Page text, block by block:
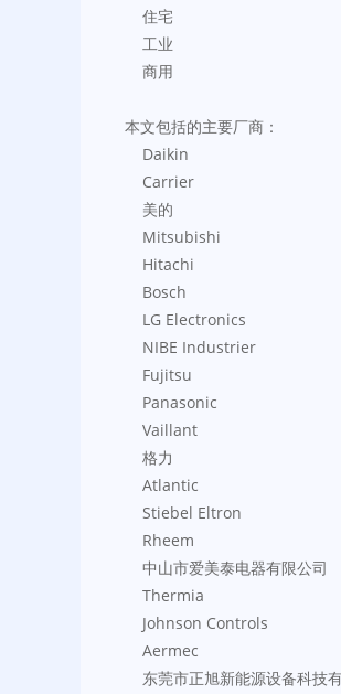
    住宅
    工业
    商用
本文包括的主要厂商：
    Daikin
    Carrier
    美的
    Mitsubishi
    Hitachi
    Bosch
    LG Electronics
    NIBE Industrier
    Fujitsu
    Panasonic
    Vaillant
    格力
    Atlantic
    Stiebel Eltron
    Rheem
    中山市爱美泰电器有限公司
    Thermia
    Johnson Controls
    Aermec
东莞市正旭新能源设备科技